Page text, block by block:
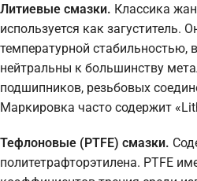
Литиевые смазки. Классика
используется как загуститель.
температурной стабильностью,
нейтральны к большинству
подшипников, резьбовых
Маркировка часто содержит
Тефлоновые (PTFE) смазки.
политетрафторэтилена. PTFE